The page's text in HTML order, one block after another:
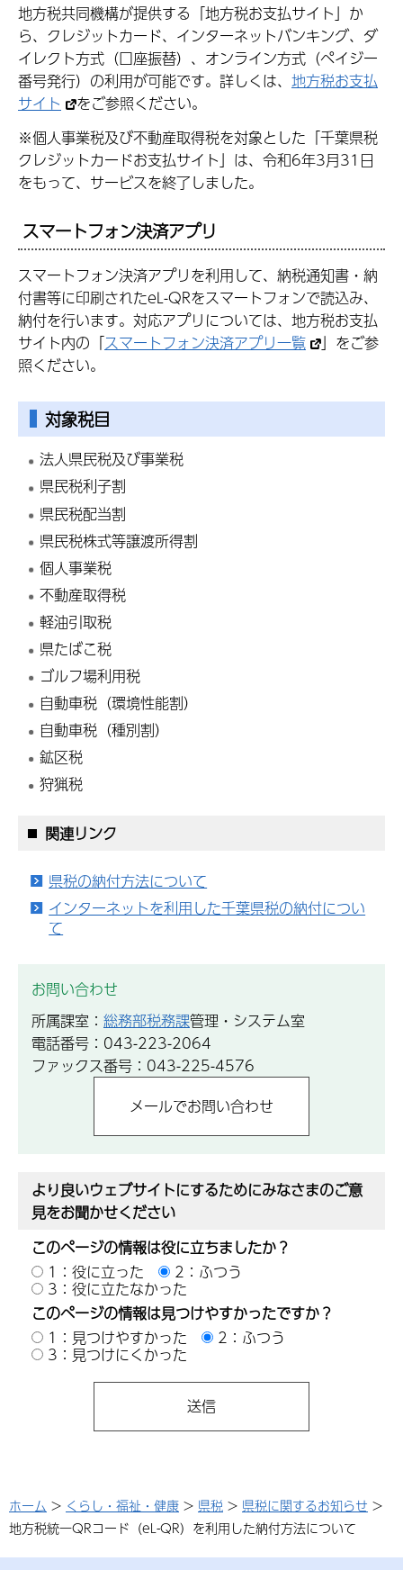
地方税共同機構が提供する「地方税お支払サイト」か
ら、クレジットカード、インターネットバンキング、ダ
イレクト方式（口座振替）、オンライン方式（ペイジー
番号発行）の利用が可能です。詳しくは、 地方税お支払
サイト
をご参照ください。
※個人事業税及び不動産取得税を対象とした「千葉県税
クレジットカードお支払サイト」は、令和6年3月31日
をもって、サービスを終了しました。
スマートフォン決済アプリ
スマートフォン決済アプリを利用して、納税通知書・納
付書等に印刷されたeL-QRをスマートフォンで読込み、
納付を行います。対応アプリについては、地方税お支払
サイト内の「スマートフォン決済アプリ一覧
」をご参
照ください。
対象税目
法人県民税及び事業税
県民税利子割
県民税配当割
県民税株式等譲渡所得割
個人事業税
不動産取得税
軽油引取税
県たばこ税
ゴルフ場利用税
自動車税（環境性能割）
自動車税（種別割）
鉱区税
狩猟税
関連リンク
県税の納付方法について
インターネットを利用した千葉県税の納付につい
て
お問い合わせ
所属課室： 総務部税務課管理・システム室
電話番号：043-223-2064
ファックス番号：043-225-4576
より良いウェブサイトにするためにみなさまのご意
見をお聞かせください
このページの情報は役に立ちましたか？
1：役に立った
2：ふつう
3：役に立たなかった
このページの情報は見つけやすかったですか？
1：見つけやすかった
2：ふつう
3：見つけにくかった
ホーム > くらし・福祉・健康 > 県税 > 県税に関するお知らせ >
地方税統一QRコード（eL-QR）を利用した納付方法について